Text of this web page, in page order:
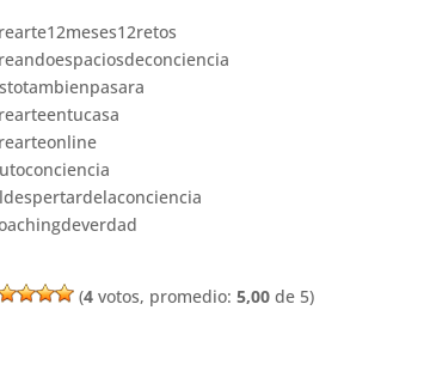
(4 votos, promedio:5,00 de 5)